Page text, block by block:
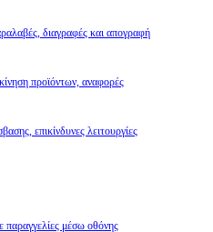
διαγραφές και απογραφή
προϊόντων, αναφορές
επικίνδυνες λειτουργίες
παραγγελίες μέσω οθόνης